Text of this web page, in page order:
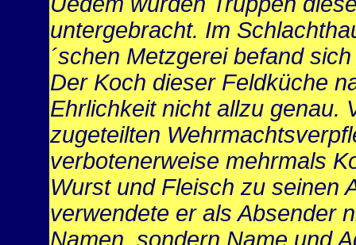
untergebracht. Im
´schen Metzgerei befand
Der Koch dieser Feldküche
Ehrlichkeit nicht allzu genau.
zugeteilten
verbotenerweise mehrmals
Wurst und Fleisch zu seinen
verwendete er als Absender
Namen, sondern Name und